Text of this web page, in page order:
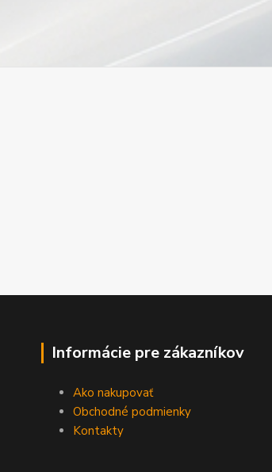
Informácie pre zákazníkov
Ako nakupovať
Obchodné podmienky
Kontakty